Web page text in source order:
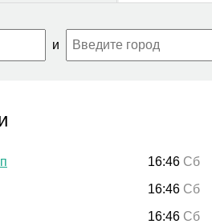
и
16:46 Сб
16:46 Сб
16:46 Сб